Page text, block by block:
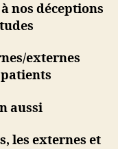
nos déceptions
externes
aussi
les externes et